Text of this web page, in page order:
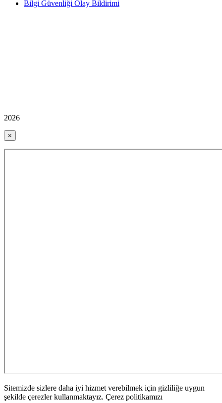
Bilgi Güvenliği Olay Bildirimi
2026
×
Sitemizde sizlere daha iyi hizmet verebilmek için gizliliğe uygun
şekilde çerezler kullanmaktayız. Çerez politikamızı